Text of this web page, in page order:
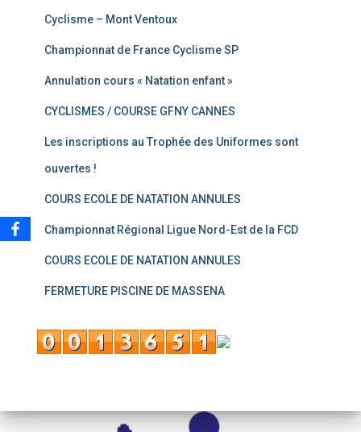
Cyclisme – Mont Ventoux
Championnat de France Cyclisme SP
Annulation cours « Natation enfant »
CYCLISMES / COURSE GFNY CANNES
Les inscriptions au Trophée des Uniformes sont
ouvertes !
COURS ECOLE DE NATATION ANNULES
Championnat Régional Ligue Nord-Est de la FCD
COURS ECOLE DE NATATION ANNULES
FERMETURE PISCINE DE MASSENA